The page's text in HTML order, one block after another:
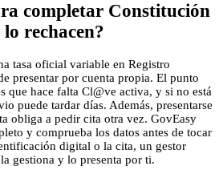
completar Constitución
rechacen?
tasa oficial variable en Registro
presentar por cuenta propia. El punto
que hace falta Cl@ve activa, y si no está
puede tardar días. Además, presentarse
obliga a pedir cita otra vez. GovEasy
y comprueba los datos antes de tocar
digital o la cita, un gestor
gestiona y lo presenta por ti.